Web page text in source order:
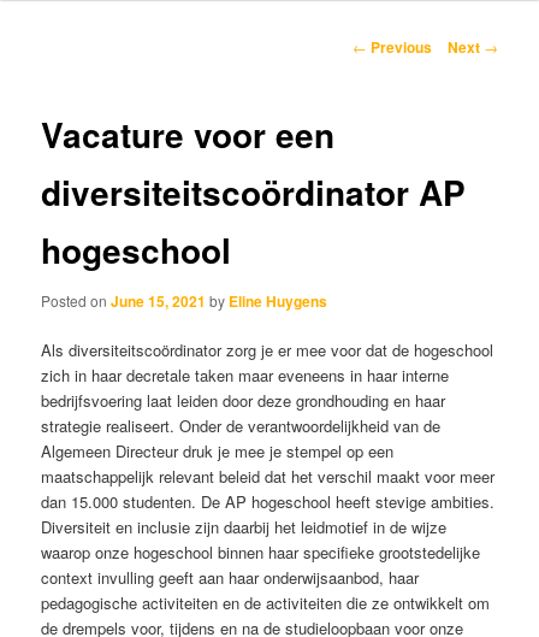
Post
← Previous Next →
Vacature voor een
diversiteitscoördinator AP
hogeschool
Posted onJune 15, 2021 by Eline Huygens
Als diversiteitscoördinator zorg je er mee voor dat de hogeschool
zich in haar decretale taken maar eveneens in haar interne
bedrijfsvoering laat leiden door deze grondhouding en haar
strategie realiseert. Onder de verantwoordelijkheid van de
Algemeen Directeur druk je mee je stempel op een
maatschappelijk relevant beleid dat het verschil maakt voor meer
dan 15.000 studenten. De AP hogeschool heeft stevige ambities.
Diversiteit en inclusie zijn daarbij het leidmotief in de wijze
waarop onze hogeschool binnen haar specifieke grootstedelijke
context invulling geeft aan haar onderwijsaanbod, haar
pedagogische activiteiten en de activiteiten die ze ontwikkelt om
de drempels voor, tijdens en na de studieloopbaan voor onze